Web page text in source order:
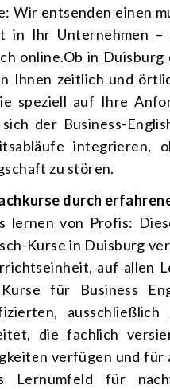
Wir entsenden einen
in Ihr Unternehmen –
online.Ob in
Ihnen zeitlich und
speziell auf Ihre
der Business-
integrieren,
zu stören.
durch
lernen von Profis:
Kurse in Duisburg
auf allen
für Business
die fachlich
verfügen und für
Lernumfeld für